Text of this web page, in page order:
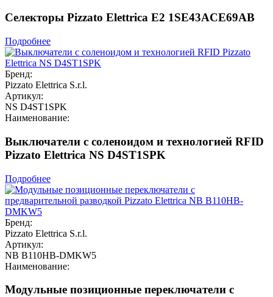
Селекторы Pizzato Elettrica E2 1SE43ACE69AB
Подробнее
Бренд:
Pizzato Elettrica S.r.l.
Артикул:
NS D4ST1SPK
Наименование:
Выключатели с соленоидом и технологией RFID
Pizzato Elettrica NS D4ST1SPK
Подробнее
Бренд:
Pizzato Elettrica S.r.l.
Артикул:
NB B110HB-DMKW5
Наименование:
Модульные позиционные переключатели с